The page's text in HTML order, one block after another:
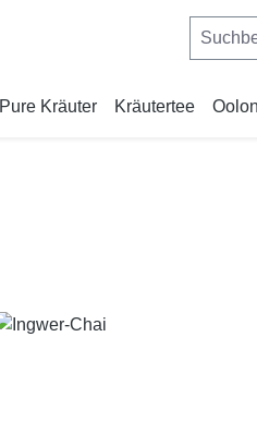
Pure Kräuter Kräutertee